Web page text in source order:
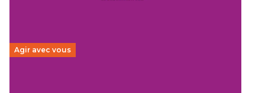
Agir avec vous